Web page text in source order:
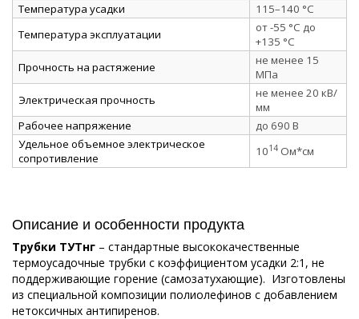
Температура усадки
115–140 °C
Температура эксплуатации
от -55 °C до
+135 °C
Прочность на растяжение
не менее 15
МПа
Электрическая прочность
не менее 20 кВ/
мм
Рабочее напряжение
до 690 В
Удельное объемное электрическое
сопротивление
1014 Ом*см
Описание и особенности продукта
Трубки ТУТнг – стандартные высококачественные
термоусадочные трубки с коэффициентом усадки 2:1, не
поддерживающие горение (самозатухающие). Изготовлены
из специальной композиции полиолефинов с добавлением
нетоксичных антипиренов.